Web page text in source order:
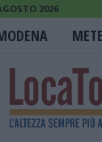
2026